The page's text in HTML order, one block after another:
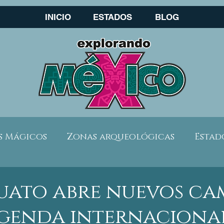
INICIO ESTADOS BLOG
Mágicos Zonas arqueológicas
Guanajuato Chiapas Baja
abre nuevos